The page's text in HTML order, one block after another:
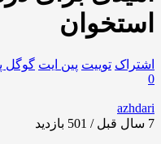
استخوان
اشتراک توییت پین ایت گوگل‌
0
azhdari
7 سال قبل / 501
بازدید